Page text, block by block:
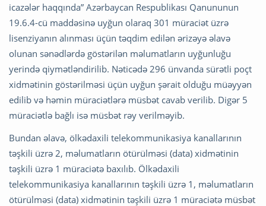
icazələr haqqında” Azərbaycan Respublikası Qanununun
19.6.4-cü maddəsinə uyğun olaraq 301 müraciət üzrə
lisenziyanın alınması üçün təqdim edilən ərizəyə əlavə
olunan sənədlərdə göstərilən məlumatların uyğunluğu
yerində qiymətləndirilib. Nəticədə 296 ünvanda sürətli poçt
xidmətinin göstərilməsi üçün uyğun şərait olduğu müəyyən
edilib və həmin müraciətlərə müsbət cavab verilib. Digər 5
müraciətlə bağlı isə müsbət rəy verilməyib.
Bundan əlavə, ölkədaxili telekommunikasiya kanallarının
təşkili üzrə 2, məlumatların ötürülməsi (data) xidmətinin
təşkili üzrə 1 müraciətə baxılıb. Ölkədaxili
telekommunikasiya kanallarının təşkili üzrə 1, məlumatların
ötürülməsi (data) xidmətinin təşkili üzrə 1 müraciətə müsbət